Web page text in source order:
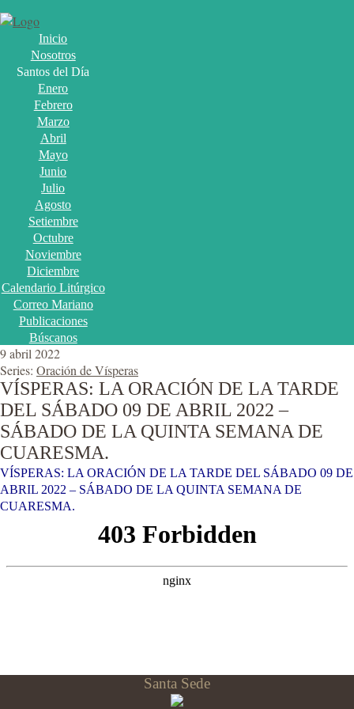
Inicio
Nosotros
Santos del Día
Enero
Febrero
Marzo
Abril
Mayo
Junio
Julio
Agosto
Setiembre
Octubre
Noviembre
Diciembre
Calendario Litúrgico
Correo Mariano
Publicaciones
Búscanos
9 abril 2022
Series: Oración de Vísperas
VÍSPERAS: LA ORACIÓN DE LA TARDE
DEL SÁBADO 09 DE ABRIL 2022 –
SÁBADO DE LA QUINTA SEMANA DE
CUARESMA.
VÍSPERAS: LA ORACIÓN DE LA TARDE DEL SÁBADO 09 DE
ABRIL 2022 – SÁBADO DE LA QUINTA SEMANA DE
CUARESMA.
Santa Sede